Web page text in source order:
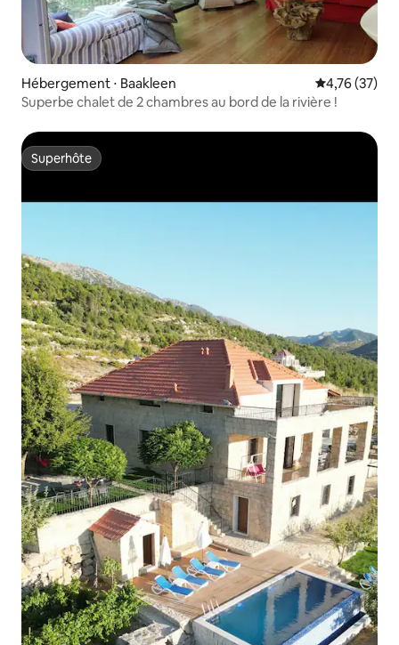
Hébergement ⋅ Baakleen Évaluation
4,76 (37)
Superbe chalet de 2 chambres au bord de la rivière !
Superhôte
Superhôte